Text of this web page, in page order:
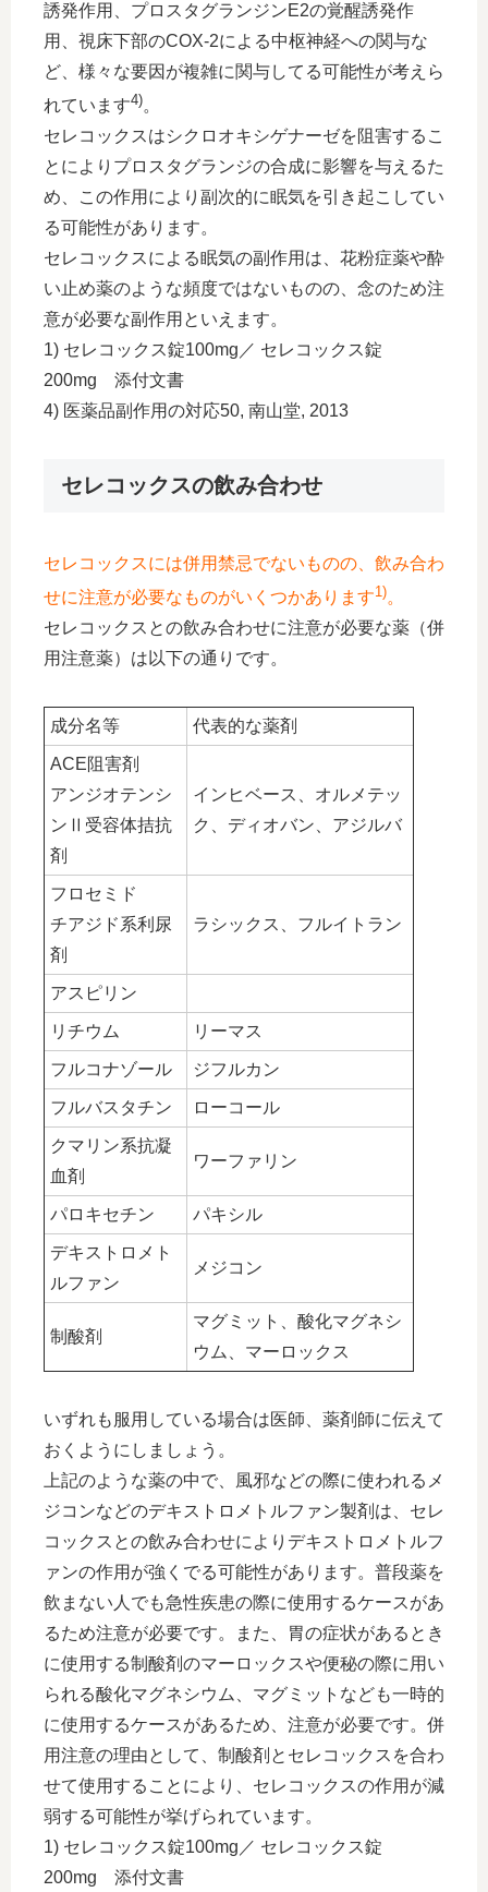
誘発作用、プロスタグランジンE2の覚醒誘発作
用、視床下部のCOX-2による中枢神経への関与な
ど、様々な要因が複雑に関与してる可能性が考えら
れています4)。
セレコックスはシクロオキシゲナーゼを阻害するこ
とによりプロスタグランジの合成に影響を与えるた
め、この作用により副次的に眠気を引き起こしてい
る可能性があります。
セレコックスによる眠気の副作用は、花粉症薬や酔
い止め薬のような頻度ではないものの、念のため注
意が必要な副作用といえます。
1) セレコックス錠100mg／ セレコックス錠
200mg 添付文書
4) 医薬品副作用の対応50, 南山堂, 2013
セレコックスの飲み合わせ
セレコックスには併用禁忌でないものの、飲み合わ
せに注意が必要なものがいくつかあります1)。
セレコックスとの飲み合わせに注意が必要な薬（併
用注意薬）は以下の通りです。
成分名等 代表的な薬剤
ACE阻害剤
アンジオテンシ
ンⅡ受容体拮抗
剤
インヒベース、オルメテッ
ク、ディオバン、アジルバ
フロセミド
チアジド系利尿
剤
ラシックス、フルイトラン
アスピリン
リチウム リーマス
フルコナゾール ジフルカン
フルバスタチン ローコール
クマリン系抗凝
血剤
ワーファリン
パロキセチン パキシル
デキストロメト
ルファン
メジコン
制酸剤
マグミット、酸化マグネシ
ウム、マーロックス
いずれも服用している場合は医師、薬剤師に伝えて
おくようにしましょう。
上記のような薬の中で、風邪などの際に使われるメ
ジコンなどのデキストロメトルファン製剤は、セレ
コックスとの飲み合わせによりデキストロメトルフ
ァンの作用が強くでる可能性があります。普段薬を
飲まない人でも急性疾患の際に使用するケースがあ
るため注意が必要です。また、胃の症状があるとき
に使用する制酸剤のマーロックスや便秘の際に用い
られる酸化マグネシウム、マグミットなども一時的
に使用するケースがあるため、注意が必要です。併
用注意の理由として、制酸剤とセレコックスを合わ
せて使用することにより、セレコックスの作用が減
弱する可能性が挙げられています。
1) セレコックス錠100mg／ セレコックス錠
200mg 添付文書